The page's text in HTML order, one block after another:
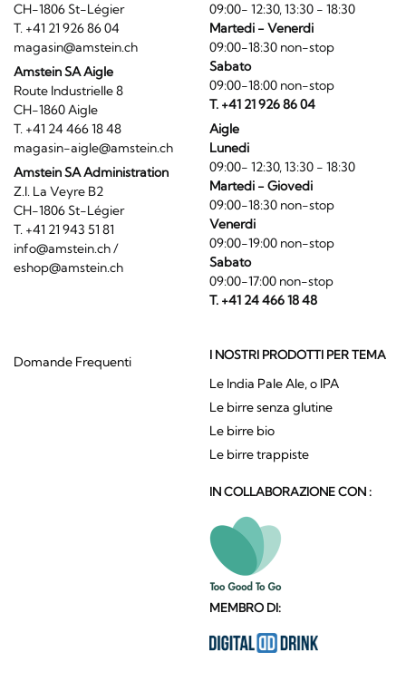
CH-1806 St-Légier
T. +41 21 926 86 04
magasin@amstein.ch
Amstein SA Aigle
Route Industrielle 8
CH-1860 Aigle
T. +41 24 466 18 48
magasin-aigle@amstein.ch
Amstein SA Administration
Z.I. La Veyre B2
CH-1806 St-Légier
T. +41 21 943 51 81
info@amstein.ch/
eshop@amstein.ch
09:00- 12:30, 13:30 - 18:30
Martedi - Venerdi
09:00-18:30 non-stop
Sabato
09:00-18:00 non-stop
T. +41 21 926 86 04
Aigle
Lunedi
09:00- 12:30, 13:30 - 18:30
Martedi - Giovedi
09:00-18:30 non-stop
Venerdi
09:00-19:00 non-stop
Sabato
09:00-17:00 non-stop
T. +41 24 466 18 48
Domande Frequenti I NOSTRI PRODOTTI PER TEMA
Le India Pale Ale, o IPA
Le birre senza glutine
Le birre bio
Le birre trappiste
IN COLLABORAZIONE CON :
MEMBRO DI: